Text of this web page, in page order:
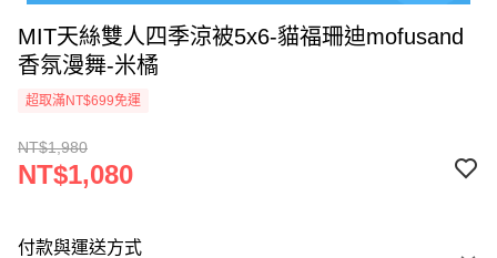
MIT天絲雙人四季涼被5x6-貓福珊迪mofusand
香氛漫舞-米橘
超取滿NT$699免運
NT$1,980
NT$1,080
付款與運送方式